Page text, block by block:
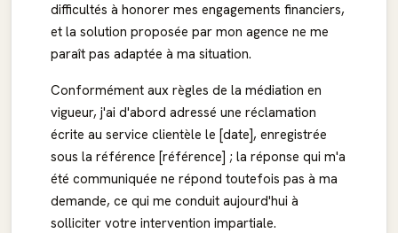
difficultés à honorer mes engagements financiers,
et la solution proposée par mon agence ne me
paraît pas adaptée à ma situation.
Conformément aux règles de la médiation en
vigueur, j'ai d'abord adressé une réclamation
écrite au service clientèle le [date], enregistrée
sous la référence [référence] ; la réponse qui m'a
été communiquée ne répond toutefois pas à ma
demande, ce qui me conduit aujourd'hui à
solliciter votre intervention impartiale.